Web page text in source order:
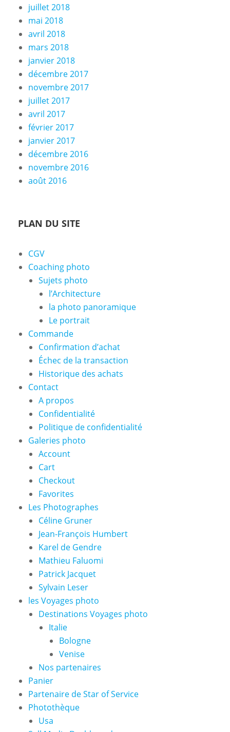
juillet 2018
mai 2018
avril 2018
mars 2018
janvier 2018
décembre 2017
novembre 2017
juillet 2017
avril 2017
février 2017
janvier 2017
décembre 2016
novembre 2016
août 2016
PLAN DU SITE
CGV
Coaching photo
Sujets photo
l’Architecture
la photo panoramique
Le portrait
Commande
Confirmation d’achat
Échec de la transaction
Historique des achats
Contact
A propos
Confidentialité
Politique de confidentialité
Galeries photo
Account
Cart
Checkout
Favorites
Les Photographes
Céline Gruner
Jean-François Humbert
Karel de Gendre
Mathieu Faluomi
Patrick Jacquet
Sylvain Leser
les Voyages photo
Destinations Voyages photo
Italie
Bologne
Venise
Nos partenaires
Panier
Partenaire de Star of Service
Photothèque
Usa